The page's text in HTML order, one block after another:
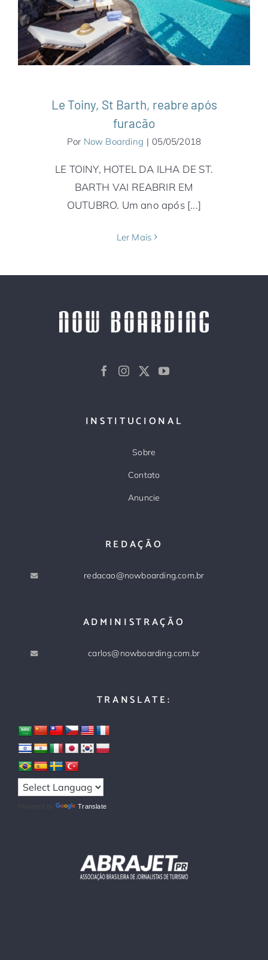
Caribe Hotéis & Resorts Notícias St Barth
Le Toiny, St Barth, reabre após
furacão
Por Now Boarding | 05/05/2018
LE TOINY, HOTEL DA ILHA DE ST.
BARTH VAI REABRIR EM
OUTUBRO. Um ano após [...]
Ler Mais
INSTITUCIONAL
Sobre
Contato
Anuncie
REDAÇÃO
redacao@nowboarding.com.br
ADMINISTRAÇÃO
carlos@nowboarding.com.br
TRANSLATE:
Powered by Translate